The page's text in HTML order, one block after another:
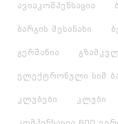
ავიაკომპენსაცია
ბარგის შესანახი
გერმანია
ელექტრონული სიმ
კლუბები კლუბი